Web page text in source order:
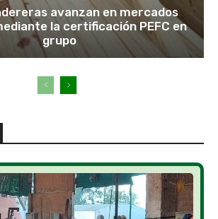
avanzan en mercados
la certificación PEFC en
grupo